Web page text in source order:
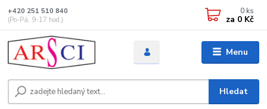
Menu
Hledat
+420 251 510 840
(Po-Pá, 9-17 hod.)
0 ks
za 0 Kč